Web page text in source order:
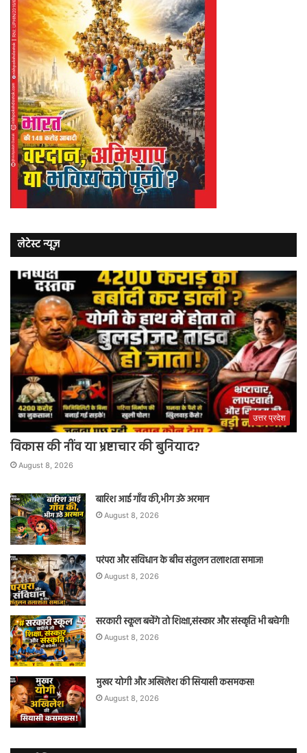
लेटेस्ट न्यूज़
उत्तर प्रदेश
विकास की नींव या भ्रष्टाचार की बुनियाद?
August 8, 2026
बारिश आई गाँव की,भीग उठे अरमान
August 8, 2026
परंपरा और संविधान के बीच संतुलन तलाशता समाज!
August 8, 2026
सरकारी स्कूल बचेंगे तो शिक्षा,संस्कार और संस्कृति भी बचेगी!
August 8, 2026
मुखर योगी और अखिलेश की सियासी कसमकस!
August 8, 2026